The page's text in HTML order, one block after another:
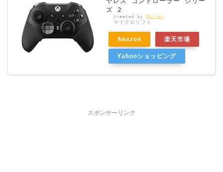
ズ 2
created by Rinker
マイクロソフト
Amazon 楽天市場
Yahooショッピング
スポンサーリンク